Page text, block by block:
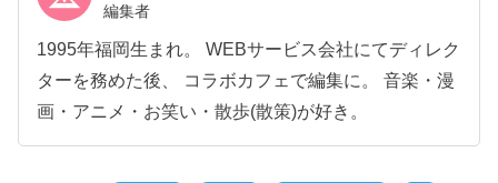
編集者
1995年福岡生まれ。 WEBサービス会社にてディレク
ターを務めた後、 コラボカフェで編集に。 音楽・漫
画・アニメ・お笑い・散歩(散策)が好き。